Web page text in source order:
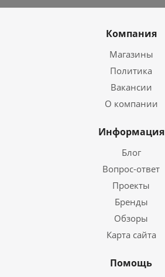
Компания
Магазины
Политика
Вакансии
О компании
Информация
Блог
Вопрос-ответ
Проекты
Бренды
Обзоры
Карта сайта
Помощь